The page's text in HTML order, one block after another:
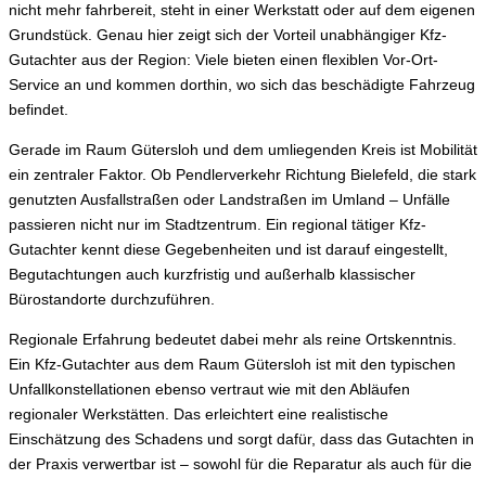
nicht mehr fahrbereit, steht in einer Werkstatt oder auf dem eigenen
Grundstück. Genau hier zeigt sich der Vorteil unabhängiger Kfz-
Gutachter aus der Region: Viele bieten einen flexiblen Vor-Ort-
Service an und kommen dorthin, wo sich das beschädigte Fahrzeug
befindet.
Gerade im Raum Gütersloh und dem umliegenden Kreis ist Mobilität
ein zentraler Faktor. Ob Pendlerverkehr Richtung Bielefeld, die stark
genutzten Ausfallstraßen oder Landstraßen im Umland – Unfälle
passieren nicht nur im Stadtzentrum. Ein regional tätiger Kfz-
Gutachter kennt diese Gegebenheiten und ist darauf eingestellt,
Begutachtungen auch kurzfristig und außerhalb klassischer
Bürostandorte durchzuführen.
Regionale Erfahrung bedeutet dabei mehr als reine Ortskenntnis.
Ein Kfz-Gutachter aus dem Raum Gütersloh ist mit den typischen
Unfallkonstellationen ebenso vertraut wie mit den Abläufen
regionaler Werkstätten. Das erleichtert eine realistische
Einschätzung des Schadens und sorgt dafür, dass das Gutachten in
der Praxis verwertbar ist – sowohl für die Reparatur als auch für die